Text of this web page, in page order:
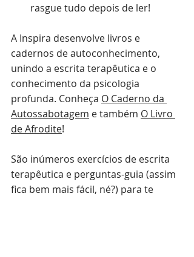
rasgue tudo depois de ler!
A Inspira desenvolve livros e
cadernos de autoconhecimento,
unindo a escrita terapêutica e o
conhecimento da psicologia
profunda. Conheça O Caderno da
Autossabotagem e também O Livro
de Afrodite!
São inúmeros exercícios de escrita
terapêutica e perguntas-guia (assim
fica bem mais fácil, né?) para te